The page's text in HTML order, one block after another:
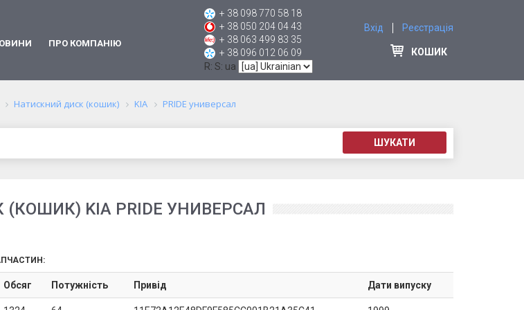
ПРО КОМПАНІЮ
+ 38 098 770 58 18
+ 38 050 204 04 43
+ 38 063 499 83 35
+ 38 096 012 06 09
R: S: ua
Вхід Реєстрація
КОШИК
Натискний диск (кошик) KIA PRIDE универсал
ШУКАТИ
KIA PRIDE УНИВЕРСАЛ
Обсяг Потужність Привід Дати випуску